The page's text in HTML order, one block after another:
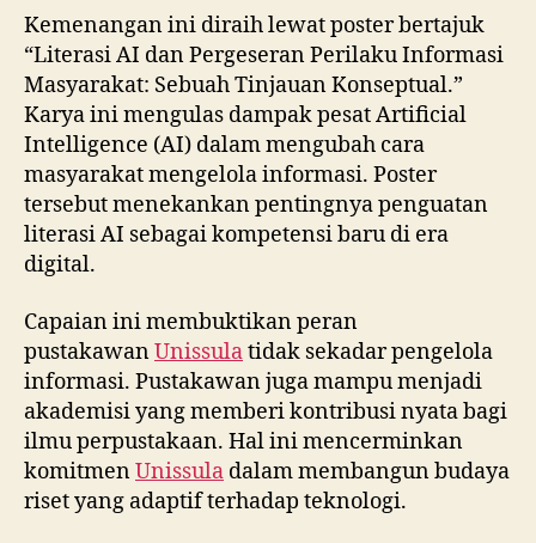
Kemenangan ini diraih lewat poster bertajuk
“Literasi AI dan Pergeseran Perilaku Informasi
Masyarakat: Sebuah Tinjauan Konseptual.”
Karya ini mengulas dampak pesat Artificial
Intelligence (AI) dalam mengubah cara
masyarakat mengelola informasi. Poster
tersebut menekankan pentingnya penguatan
literasi AI sebagai kompetensi baru di era
digital.
Capaian ini membuktikan peran
pustakawanUnissulatidak sekadar pengelola
informasi. Pustakawan juga mampu menjadi
akademisi yang memberi kontribusi nyata bagi
ilmu perpustakaan. Hal ini mencerminkan
komitmenUnissula dalam membangun budaya
riset yang adaptif terhadap teknologi.